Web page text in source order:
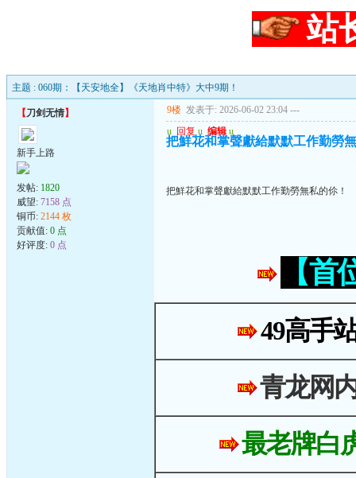
站
主题 : 060期：【天安地全】《天地肖中特》大中9期！
【刀剑无情】
新手上路
发帖: 1820
威望: 7158 点
铜币: 2144 枚
贡献值: 0 点
好评度: 0 点
9楼 发表于: 2026-06-02 23:04 ---
u 回复 u 编辑 u
把鮮花和掌聲獻給默默工作勤勞
把鮮花和掌聲獻給默默工作勤勞無私的伱！
【
49高手
青龙网
最老牌白